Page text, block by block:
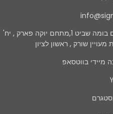
רח' אברהם בומה שביט 1,מתחם יוקה פארק , יח'
מיידי בווטסאפ